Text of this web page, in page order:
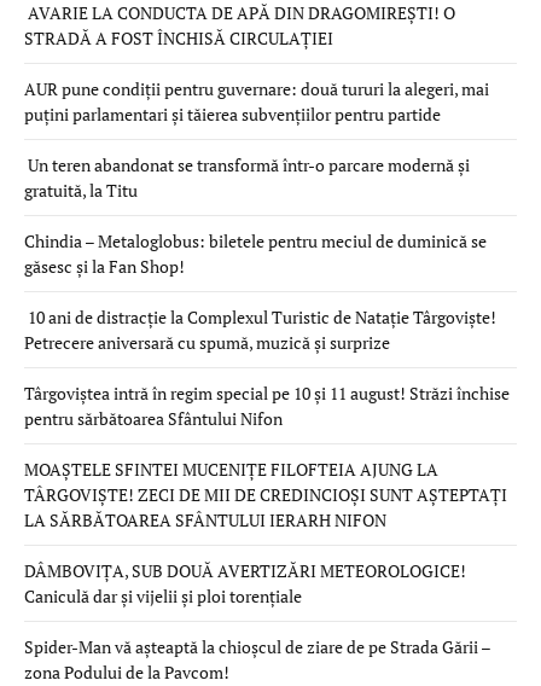
AVARIE LA CONDUCTA DE APĂ DIN DRAGOMIREȘTI! O
STRADĂ A FOST ÎNCHISĂ CIRCULAȚIEI
AUR pune condiții pentru guvernare: două tururi la alegeri, mai
puțini parlamentari și tăierea subvențiilor pentru partide
Un teren abandonat se transformă într-o parcare modernă și
gratuită, la Titu
Chindia – Metaloglobus: biletele pentru meciul de duminică se
găsesc și la Fan Shop!
10 ani de distracție la Complexul Turistic de Natație Târgoviște!
Petrecere aniversară cu spumă, muzică și surprize
Târgoviștea intră în regim special pe 10 și 11 august! Străzi închise
pentru sărbătoarea Sfântului Nifon
MOAȘTELE SFINTEI MUCENIȚE FILOFTEIA AJUNG LA
TÂRGOVIȘTE! ZECI DE MII DE CREDINCIOȘI SUNT AȘTEPTAȚI
LA SĂRBĂTOAREA SFÂNTULUI IERARH NIFON
DÂMBOVIȚA, SUB DOUĂ AVERTIZĂRI METEOROLOGICE!
Caniculă dar și vijelii și ploi torențiale
Spider-Man vă așteaptă la chioșcul de ziare de pe Strada Gării –
zona Podului de la Pavcom!